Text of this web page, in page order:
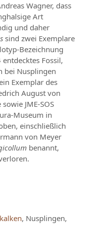
Wagner, dass
Art
und daher
sind zwei Exemplare
Bezeichnung
Fossil,
bei Nusplingen
Exemplar des
August von
JME-SOS
Museum in
einschließlich
von Meyer
benannt,
, Nusplingen,